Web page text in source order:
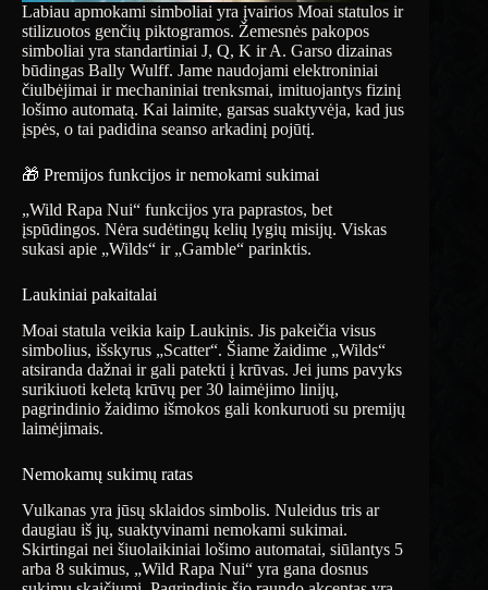
Labiau apmokami simboliai yra įvairios Moai statulos ir
stilizuotos genčių piktogramos. Žemesnės pakopos
simboliai yra standartiniai J, Q, K ir A. Garso dizainas
būdingas Bally Wulff. Jame naudojami elektroniniai
čiulbėjimai ir mechaniniai trenksmai, imituojantys fizinį
lošimo automatą. Kai laimite, garsas suaktyvėja, kad jus
įspės, o tai padidina seanso arkadinį pojūtį.
🎁 Premijos funkcijos ir nemokami sukimai
„Wild Rapa Nui“ funkcijos yra paprastos, bet
įspūdingos. Nėra sudėtingų kelių lygių misijų. Viskas
sukasi apie „Wilds“ ir „Gamble“ parinktis.
Laukiniai pakaitalai
Moai statula veikia kaip Laukinis. Jis pakeičia visus
simbolius, išskyrus „Scatter“. Šiame žaidime „Wilds“
atsiranda dažnai ir gali patekti į krūvas. Jei jums pavyks
surikiuoti keletą krūvų per 30 laimėjimo linijų,
pagrindinio žaidimo išmokos gali konkuruoti su premijų
laimėjimais.
Nemokamų sukimų ratas
Vulkanas yra jūsų sklaidos simbolis. Nuleidus tris ar
daugiau iš jų, suaktyvinami nemokami sukimai.
Skirtingai nei šiuolaikiniai lošimo automatai, siūlantys 5
arba 8 sukimus, „Wild Rapa Nui“ yra gana dosnus